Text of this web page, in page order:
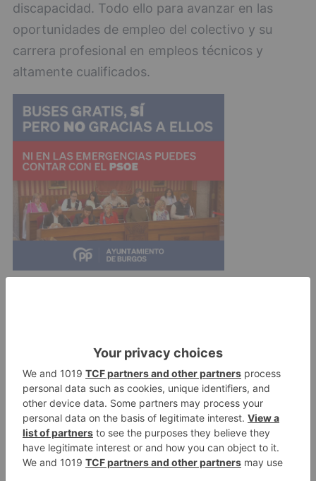
discapacidad. Todo ello para avanzar en las
oportunidades de empleo del colectivo y su
carrera profesional en empleos técnicos y
altamente cualificados.
empresa y el estudiante, garantizando la
compatibilidad con los compromisos de la
actividad académica que ha de desarrollar el
alumno en la universidad. Las empresas y
entidades participantes deberán asegurar los
mecanismos y procedimientos necesarios para